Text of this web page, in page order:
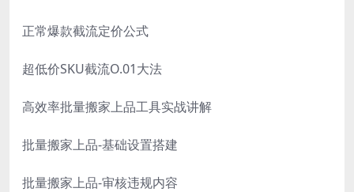
正常爆款截流定价公式
超低价SKU截流O.01大法
高效率批量搬家上品工具实战讲解
批量搬家上品-基础设置搭建
批量搬家上品-审核违规内容